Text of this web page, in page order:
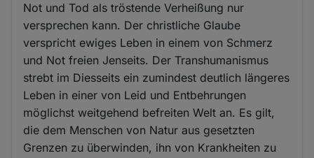
Not und Tod als tröstende Verheißung nur
versprechen kann. Der christliche Glaube
verspricht ewiges Leben in einem von Schmerz
und Not freien Jenseits. Der Transhumanismus
strebt im Diesseits ein zumindest deutlich längeres
Leben in einer von Leid und Entbehrungen
möglichst weitgehend befreiten Welt an. Es gilt,
die dem Menschen von Natur aus gesetzten
Grenzen zu überwinden, ihn von Krankheiten zu